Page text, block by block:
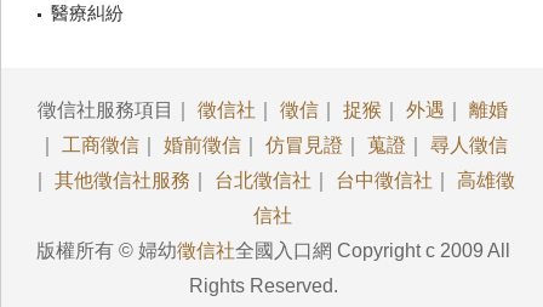
醫療糾紛
徵信社服務項目｜ 徵信社 徵信 捉猴 外遇
離婚
工商徵信 婚前徵信 仿冒見證 蒐證
尋人徵信
其他徵信社服務 台北徵信社 台中徵信社
高雄徵
信社
版權所有 © 婦幼徵信社全國入口網 Copyright c 2009 All
Rights Reserved.